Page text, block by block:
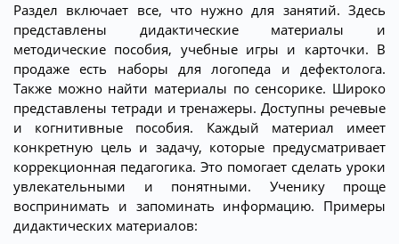
Раздел включает все, что нужно для занятий. Здесь
представлены дидактические материалы и
методические пособия, учебные игры и карточки. В
продаже есть наборы для логопеда и дефектолога.
Также можно найти материалы по сенсорике. Широко
представлены тетради и тренажеры. Доступны речевые
и когнитивные пособия. Каждый материал имеет
конкретную цель и задачу, которые предусматривает
коррекционная педагогика. Это помогает сделать уроки
увлекательными и понятными. Ученику проще
воспринимать и запоминать информацию. Примеры
дидактических материалов: